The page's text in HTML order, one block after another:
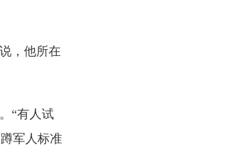
，他所在
“有人试
军人标准